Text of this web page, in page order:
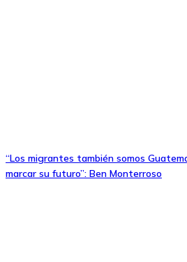
“Los migrantes también somos
marcar su futuro”: Ben Monterroso